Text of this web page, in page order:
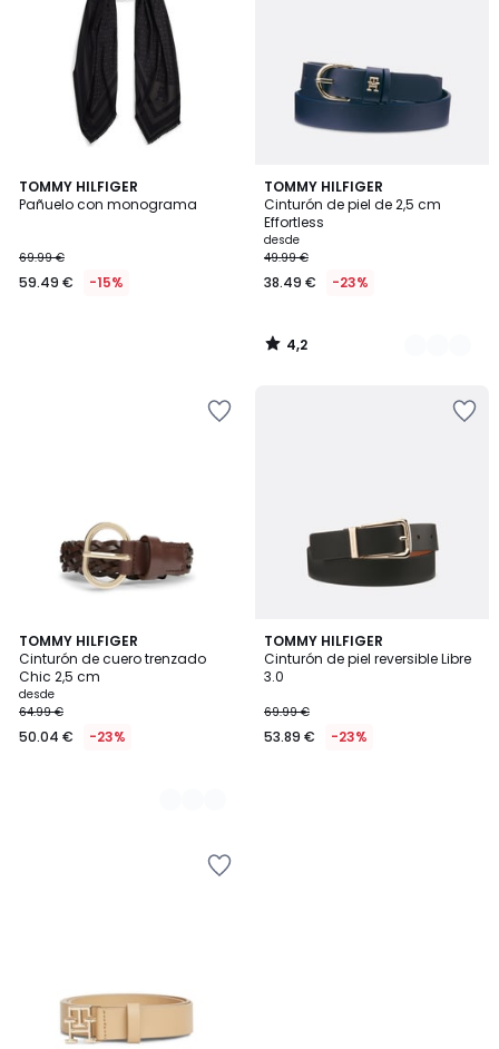
TOMMY HILFIGER
Pañuelo con monograma
69.99 €
59.49 € -15%
TOMMY HILFIGER
Cinturón de piel de 2,5 cm
Effortless
desde
49.99 €
38.49 € -23%
4,2
/ 5
5
Colores
4,2
/
TOMMY HILFIGER
Cinturón de cuero trenzado
Chic 2,5 cm
desde
64.99 €
50.04 € -23%
2
Colores
TOMMY HILFIGER
Cinturón de piel reversible Libre
3.0
69.99 €
53.89 € -23%